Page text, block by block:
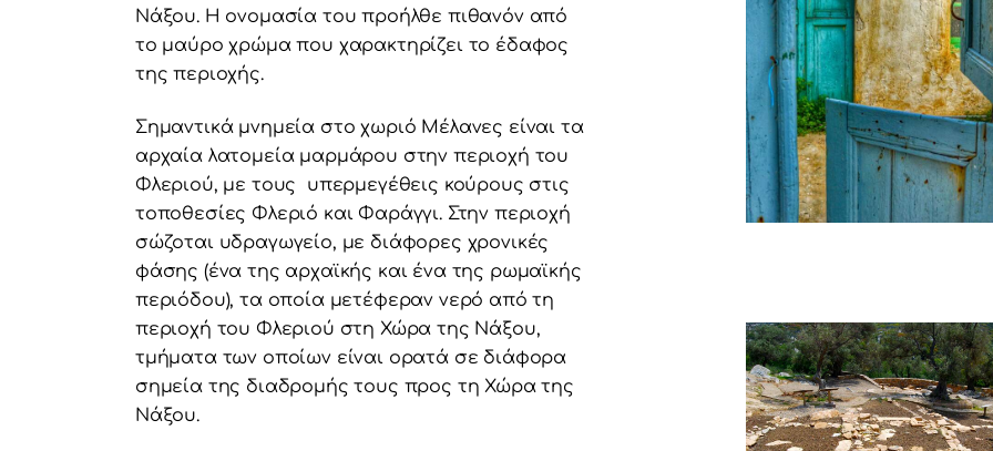
Νάξου. Η ονομασία του προήλθε πιθανόν από
το μαύρο χρώμα που χαρακτηρίζει το έδαφος
της περιοχής.
Σημαντικά μνημεία στο χωριό Μέλανες είναι τα
αρχαία λατομεία μαρμάρου στην περιοχή του
Φλεριού, με τους υπερμεγέθεις κούρους στις
τοποθεσίες Φλεριό και Φαράγγι. Στην περιοχή
σώζοται υδραγωγείο, με διάφορες χρονικές
φάσης (ένα της αρχαϊκής και ένα της ρωμαϊκής
περιόδου), τα οποία μετέφεραν νερό από τη
περιοχή του Φλεριού στη Χώρα της Νάξου,
τμήματα των οποίων είναι ορατά σε διάφορα
σημεία της διαδρομής τους προς τη Χώρα της
Νάξου.